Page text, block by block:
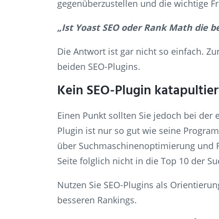
gegenüberzustellen und die wichtige
„Ist Yoast SEO oder Rank Math die
Die Antwort ist gar nicht so einfach.
beiden SEO-Plugins.
Kein SEO-Plugin
Einen Punkt sollten Sie jedoch bei der
Plugin ist nur so gut wie seine
über Suchmaschinenoptimierung und
Seite folglich nicht in die Top 10 der
Nutzen Sie SEO-Plugins als
besseren Rankings.